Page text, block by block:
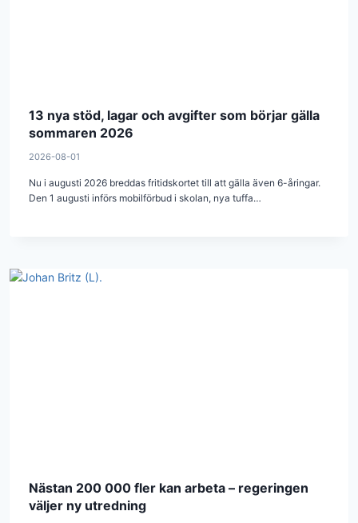
13 nya stöd, lagar och avgifter som börjar gälla
sommaren 2026
2026-08-01
Nu i augusti 2026 breddas fritidskortet till att gälla även 6-åringar.
Den 1 augusti införs mobilförbud i skolan, nya tuffa…
Nästan 200 000 fler kan arbeta – regeringen
väljer ny utredning